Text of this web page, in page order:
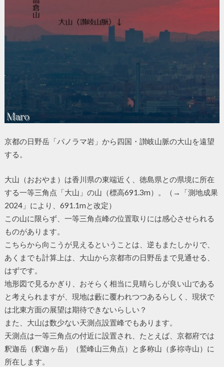
京都の日野岳「パノラマ岩」から四国・讃岐山脈の大山を遠望
する。
大山（おおやま）は香川県の東端近く、徳島県との県境に所在
する一等三角点「大山」の山（標高691.3m）。（→「測地成果
2024」により、691.1mと改定）
この山に限らず、一等三角点峰の位置取りには感心させられる
ものがあります。
こちらから向こうが見えるということは、逆もまたしかりで、
あくまでも計算上は、大山から京都市の日野岳まで見通せる、
はずです。
地形図で見るかぎり、おそらく相当に見晴らしが良い山である
と考えられますが、現地は藪に覆われつつあるらしく、現状で
は北東方面の展望は期待できないらしい？
また、大山は数少ない天測点設置峰でもあります。
天測点は一等三角点の付近に設置され、たとえば、京都府では
釈迦岳（釈迦ヶ岳）（鷲峰山三角点）と多称山（多祢寺山）に
所在します。